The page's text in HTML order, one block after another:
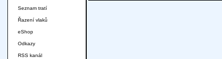
Seznam tratí
Řazení vlaků
eShop
Odkazy
RSS kanál